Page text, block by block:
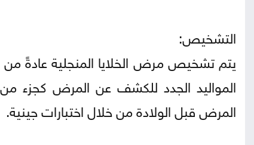
التشخيص:
يتم تشخيص مرض الخلايا المنجلية عادةً
المواليد الجدد للكشف عن المرض كجزء
المرض قبل الولادة من خلال اختبارات جينية.